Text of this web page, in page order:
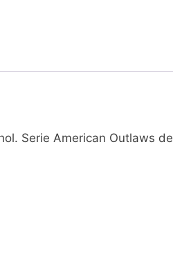
Serie American Outlaws de